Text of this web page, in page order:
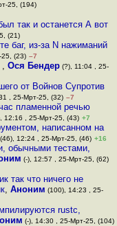
25, (194)
так и останется А вот
(21)
баг, из-за N нажиманий
(23) –7
, Ося Бендер(?), 11:04 , 25-
от Войнов Супротив
, 25-Мрт-25, (32) –7
пламенной речью
12:16 , 25-Мрт-25, (43) +7
написанном на
(46), 12:24 , 25-Мрт-25, (46) +16
обычными тестами,
(-), 12:57 , 25-Мрт-25, (62)
так что ничего не
, Аноним (100), 14:23 , 25-
rustc,
(-), 14:30 , 25-Мрт-25, (104)